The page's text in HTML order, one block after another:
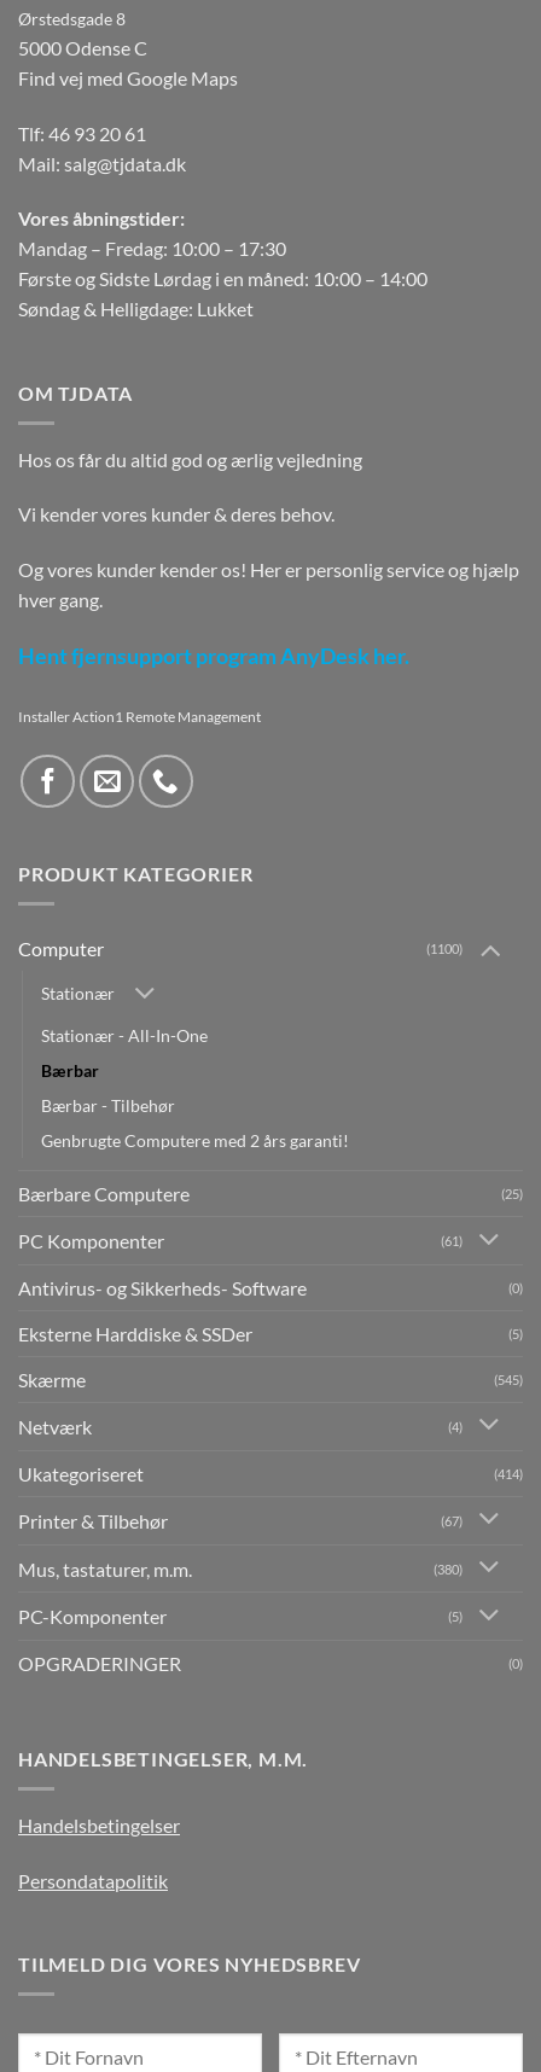
Ørstedsgade 8
5000 Odense C
Find vej med Google Maps
Tlf: 46 93 20 61
Mail: salg@tjdata.dk
Vores åbningstider:
Mandag – Fredag: 10:00 – 17:30
Første og Sidste Lørdag i en måned: 10:00 – 14:00
Søndag & Helligdage: Lukket
OM TJDATA
Hos os får du altid god og ærlig vejledning
Vi kender vores kunder & deres behov.
Og vores kunder kender os! Her er personlig service og hjælp
hver gang.
Hent fjernsupport program AnyDesk her.
Installer Action1 Remote Management
PRODUKT KATEGORIER
Computer (1100)
Stationær
Stationær - All-In-One
Bærbar
Bærbar - Tilbehør
Genbrugte Computere med 2 års garanti!
Bærbare Computere (25)
PC Komponenter (61)
Antivirus- og Sikkerheds- Software (0)
Eksterne Harddiske & SSDer (5)
Skærme (545)
Netværk (4)
Ukategoriseret (414)
Printer & Tilbehør (67)
Mus, tastaturer, m.m. (380)
PC-Komponenter (5)
OPGRADERINGER (0)
HANDELSBETINGELSER, M.M.
Handelsbetingelser
Persondatapolitik
TILMELD DIG VORES NYHEDSBREV